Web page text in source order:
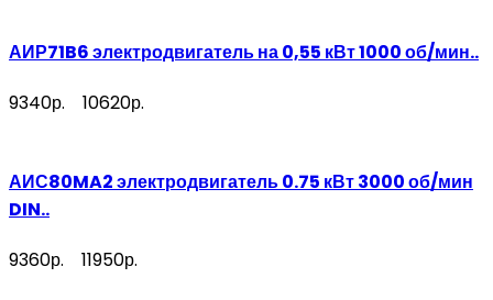
АИР71B6 электродвигатель на 0,55 кВт 1000 об/мин..
9340р. 10620р.
АИС80MA2 электродвигатель 0.75 кВт 3000 об/мин
DIN..
9360р. 11950р.